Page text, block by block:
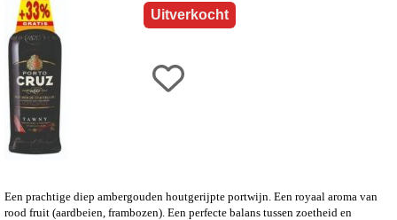
Uitverkocht
Een prachtige diep ambergouden houtgerijpte portwijn. Een royaal aroma van
rood fruit (aardbeien, frambozen). Een perfecte balans tussen zoetheid en